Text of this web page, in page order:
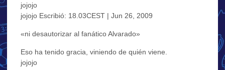
jojojo
jojojo Escribió: 18.03CEST | Jun 26, 2009
«ni desautorizar al fanático Alvarado»
Eso ha tenido gracia, viniendo de quién viene.
jojojo